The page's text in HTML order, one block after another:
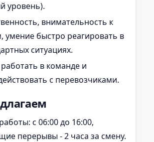
уровень).
внимательность к
умение быстро реагировать в
ситуациях.
в команде и
с перевозчиками.
с 06:00до 16:00,
перерывы - 2 часа за смену.